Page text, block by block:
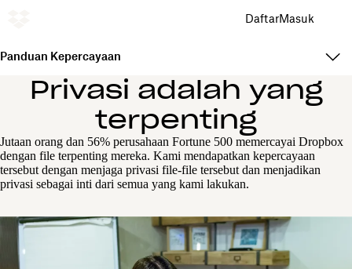
DaftarMasuk
Panduan Kepercayaan
Privasi adalah yang
terpenting
Jutaan orang dan 56% perusahaan Fortune 500 memercayai Dropbox
dengan file terpenting mereka. Kami mendapatkan kepercayaan
tersebut dengan menjaga privasi file-file tersebut dan menjadikan
privasi sebagai inti dari semua yang kami lakukan.